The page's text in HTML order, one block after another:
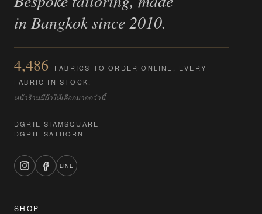
in Bangkok since 2010.
4,486
FABRICS TO ORDER ONLINE, EVERY
FABRIC IN STOCK.
หน้าร้านมีผ้าให้เลือกมากกว่านี้
DGRIE SIAMSQUARE
DGRIE SATHORN
LINE
SHOP